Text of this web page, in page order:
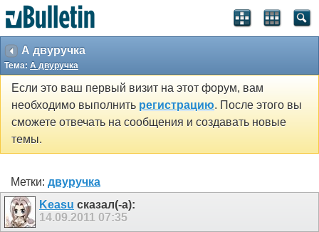
А двуручка
Тема: А двуручка
Если это ваш первый визит на этот форум, вам
необходимо выполнить регистрацию. После этого вы
сможете отвечать на сообщения и создавать новые
темы.
Метки: двуручка
Keasu сказал(-а):
14.09.2011 07:35